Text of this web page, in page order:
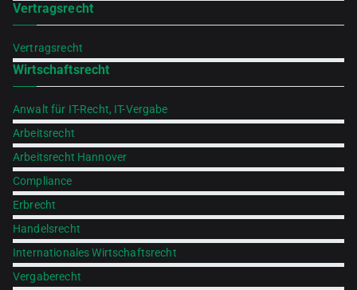
Vertragsrecht
Vertragsrecht
Wirtschaftsrecht
Anwalt für IT-Recht, IT-Vergabe
Arbeitsrecht
Arbeitsrecht Hannover
Compliance
Erbrecht
Handelsrecht
Internationales Wirtschaftsrecht
Vergaberecht